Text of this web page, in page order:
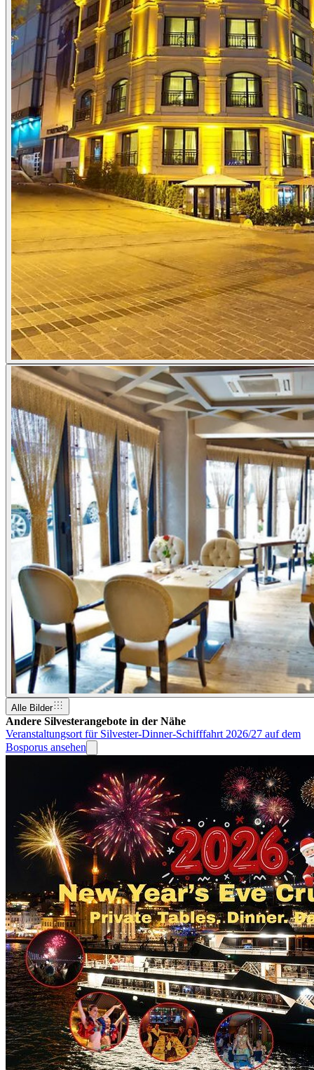
Alle Bilder
Andere Silvesterangebote in der Nähe
Veranstaltungsort für Silvester-Dinner-Schifffahrt 2026/27 auf dem
Bosporus ansehen